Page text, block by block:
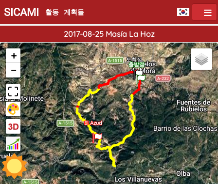
SICAMI 활동 게획들
2017-08-25 Masía La Hoz
출발점
도착점
El Azud
+
−